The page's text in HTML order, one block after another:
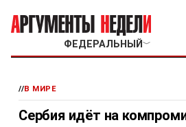
ФЕДЕРАЛЬНЫЙ ﹀
//В МИРЕ
Сербия идёт на